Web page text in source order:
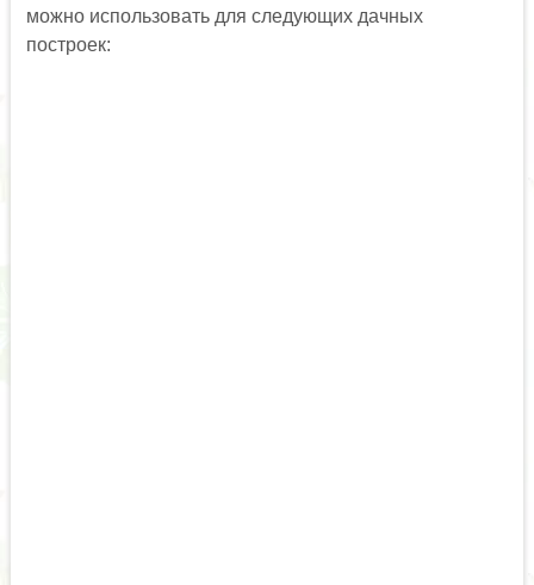
можно использовать для следующих дачных
построек: